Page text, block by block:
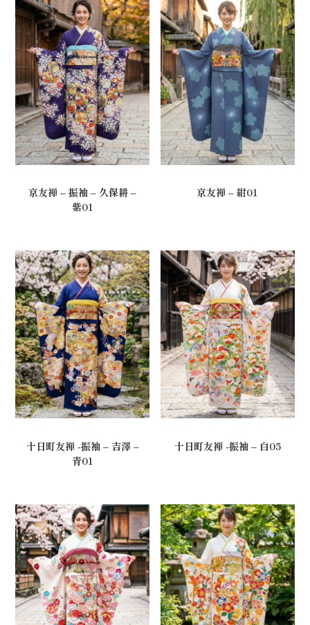
京友禅 – 振袖 – 久保耕 –
紫01
京友禅 – 紺01
十日町友禅 -振袖 – 吉澤 –
青01
十日町友禅 -振袖 – 白05